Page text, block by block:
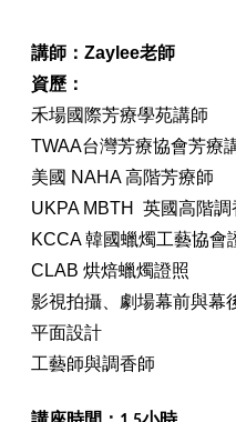
講師：Zaylee老師
資歷：
禾場國際芳療學苑講師
TWAA台灣芳療協會芳療
美國 NAHA 高階芳療師
UKPA MBTH 英國高階調
KCCA 韓國蠟燭工藝協會
CLAB 烘焙蠟燭證照
影視拍攝、劇場幕前與幕
平面設計
工藝師與調香師